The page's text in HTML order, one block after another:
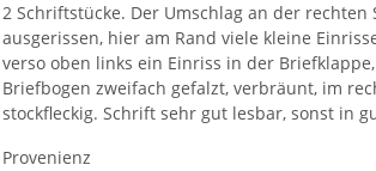
2 Schriftstücke. Der Umschlag an der
ausgerissen, hier am Rand viele kleine
verso oben links ein Einriss in der
Briefbogen zweifach gefalzt, verbräunt, im
stockfleckig. Schrift sehr gut lesbar, sonst in
Provenienz